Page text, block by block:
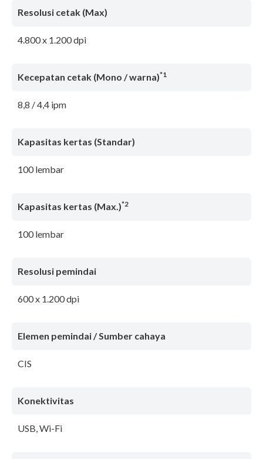
Resolusi cetak (Max)
4.800 x 1.200 dpi
Kecepatan cetak (Mono / warna)*1
8,8 / 4,4 ipm
Kapasitas kertas (Standar)
100 lembar
Kapasitas kertas (Max.)*2
100 lembar
Resolusi pemindai
600 x 1.200 dpi
Elemen pemindai / Sumber cahaya
CIS
Konektivitas
USB, Wi-Fi